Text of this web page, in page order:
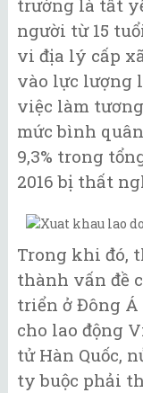
trường là tất
người từ 15
vi địa lý cấp
vào lực lượng
việc làm
mức bình
9,3% trong
2016 bị thất
Trong khi đó,
thành vấn đề
triển ở Đông
cho lao động
tử Hàn Quốc,
ty buộc phải